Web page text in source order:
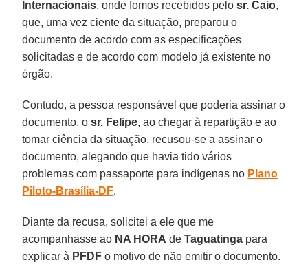
Internacionais, onde fomos recebidos pelosr. Caio,
que, uma vez ciente da situação, preparou o
documento de acordo com as especificações
solicitadas e de acordo com modelo já existente no
órgão.
Contudo, a pessoa responsável que poderia assinar o
documento, osr. Felipe, ao chegar à repartição e ao
tomar ciência da situação, recusou-se a assinar o
documento, alegando que havia tido vários
problemas com passaporte para indígenas no Plano
Piloto-Brasília-DF.
Diante da recusa, solicitei a ele que me
acompanhasse ao NA HORA deTaguatinga para
explicar à PFDF o motivo de não emitir o documento.